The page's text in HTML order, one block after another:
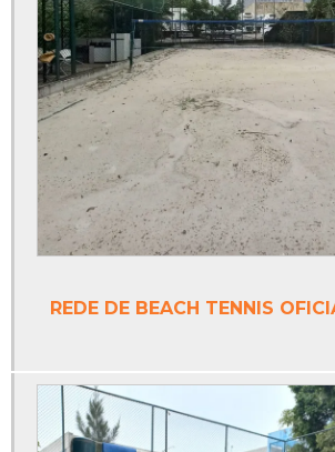
Piso monolítico epóxi
Piso monolítico externo
Piso monolítico para playground
Piso para quadra poliesportiva
Poste de vôlei oficial
Poste de vôlei profissional
Poste para rede de vôlei
Poste para rede de vôlei oficial
REDE DE BEACH TENNIS